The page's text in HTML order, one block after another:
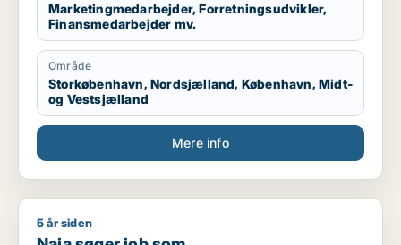
Marketingmedarbejder, Forretningsudvikler,
Finansmedarbejder mv.
Område
Storkøbenhavn, Nordsjælland, København, Midt-
og Vestsjælland
Mere info
Naja søger job som kommunikationsmedarbejder /
5 år siden